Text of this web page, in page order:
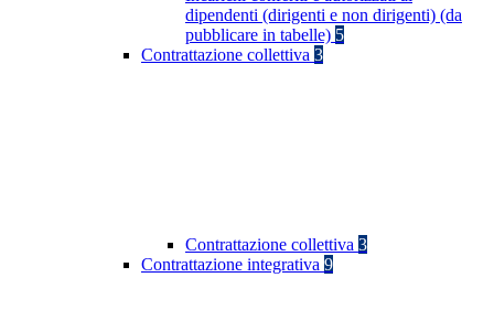
dipendenti (dirigenti e non dirigenti) (da
pubblicare in tabelle) 5
Contrattazione collettiva 3
Contrattazione collettiva 3
Contrattazione integrativa 9